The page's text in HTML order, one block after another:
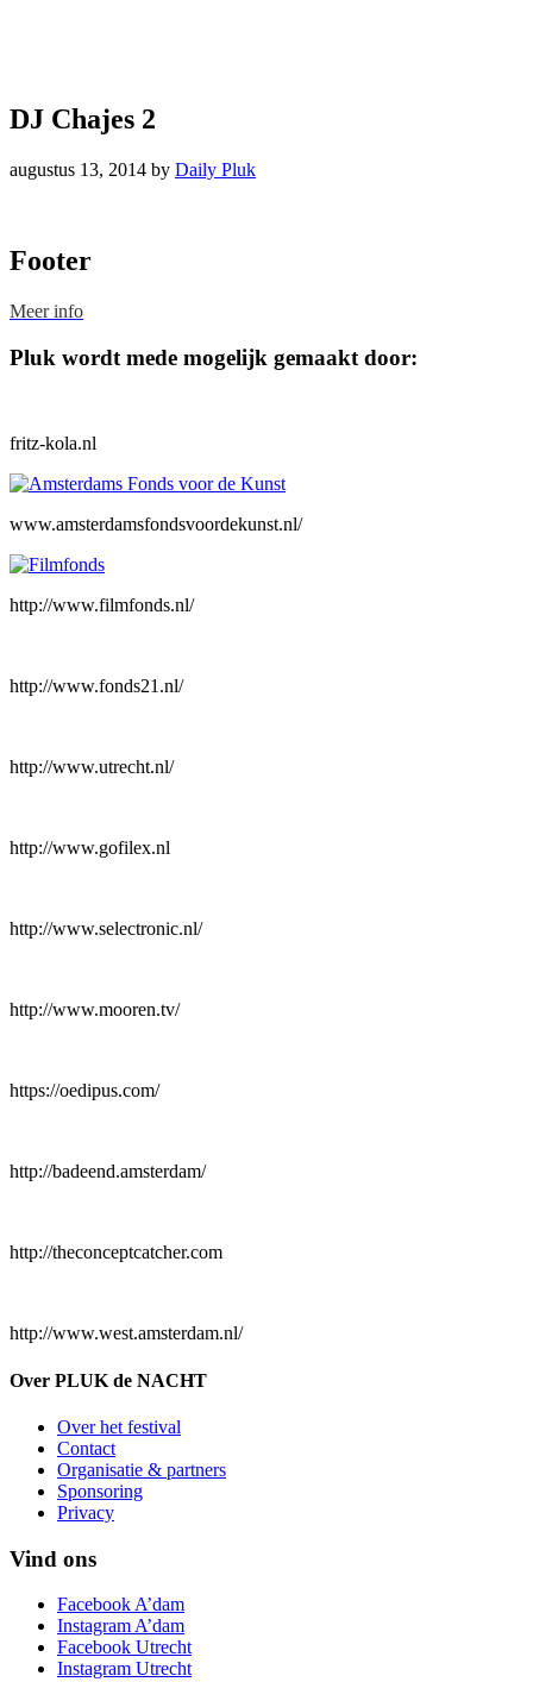
DJ Chajes 2
augustus 13, 2014 by Daily Pluk
Footer
Meer info
Pluk wordt mede mogelijk gemaakt door:
fritz-kola.nl
www.amsterdamsfondsvoordekunst.nl/
http://www.filmfonds.nl/
http://www.fonds21.nl/
http://www.utrecht.nl/
http://www.gofilex.nl
http://www.selectronic.nl/
http://www.mooren.tv/
https://oedipus.com/
http://badeend.amsterdam/
http://theconceptcatcher.com
http://www.west.amsterdam.nl/
Over PLUK de NACHT
Over het festival
Contact
Organisatie & partners
Sponsoring
Privacy
Vind ons
Facebook A’dam
Instagram A’dam
Facebook Utrecht
Instagram Utrecht